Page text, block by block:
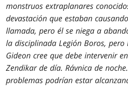
monstruos extraplanares
devastación que estaban
llamada, pero él se niega a
la disciplinada Legión Boros,
Gideon cree que debe intervenir
Zendikar de día. Rávnica de
problemas podrían estar